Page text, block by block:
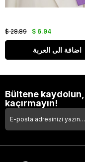
$ 6.94
$ 28.89
اضافة الى العربة
Bültene
kaçırmayın!